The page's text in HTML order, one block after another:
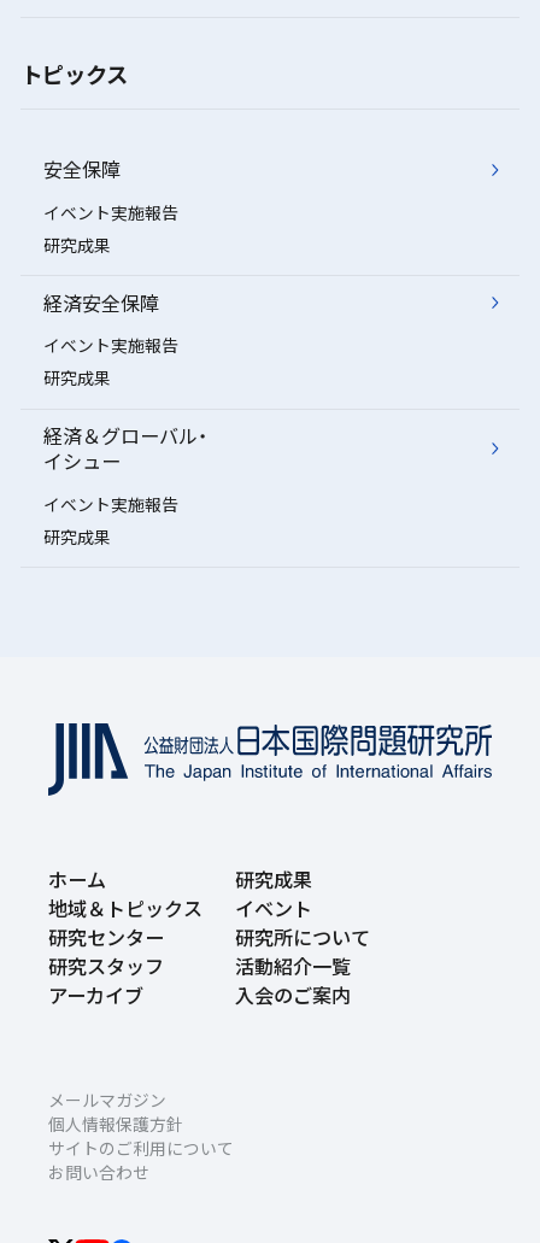
トピックス
安全保障
イベント実施報告
研究成果
経済安全保障
イベント実施報告
研究成果
経済＆グローバル・
イシュー
イベント実施報告
研究成果
ホーム
研究成果
地域＆トピックス
イベント
研究センター
研究所について
研究スタッフ
活動紹介一覧
アーカイブ
入会のご案内
メールマガジン
個人情報保護方針
サイトのご利用について
お問い合わせ